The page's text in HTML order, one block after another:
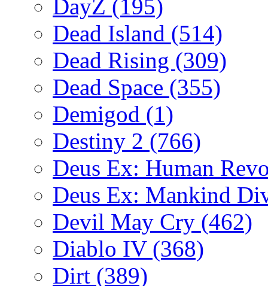
DayZ (195)
Dead Island (514)
Dead Rising (309)
Dead Space (355)
Demigod (1)
Destiny 2 (766)
Deus Ex: Human
Deus Ex: Mankind
Devil May Cry (462)
Diablo IV (368)
Dirt (389)